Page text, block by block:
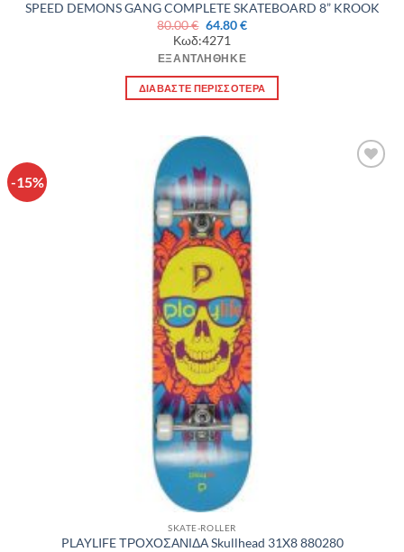
SPEED DEMONS GANG COMPLETE SKATEBOARD 8” KROOK
80.00€ Original
price
was:
80.00 €.
64.80€Η
είναι:
Κωδ:4271
ΕΞΑΝΤΛΉΘΗΚΕ
ΔΙΑΒΆΣΤΕ ΠΕΡΙΣΣΌΤΕΡΑ
-15%
SKATE-ROLLER
PLAYLIFE ΤΡΟΧΟΣΑΝΙΔΑ Skullhead 31X8 880280